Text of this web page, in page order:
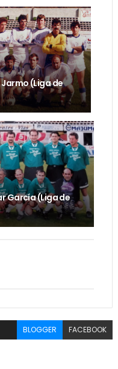
Jarmo (Liga de
García (Liga de
BLOGGER FACEBOOK